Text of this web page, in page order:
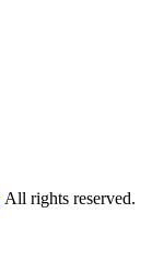
All rights reserved.